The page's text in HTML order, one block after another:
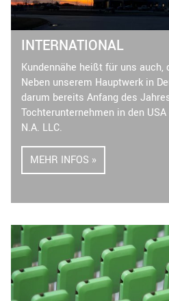
INTERNATIONAL
Kundennähe heißt für uns auch,
Neben unserem Hauptwerk in
darum bereits Anfang des
Tochterunternehmen in den
N.A. LLC.
MEHR INFOS »